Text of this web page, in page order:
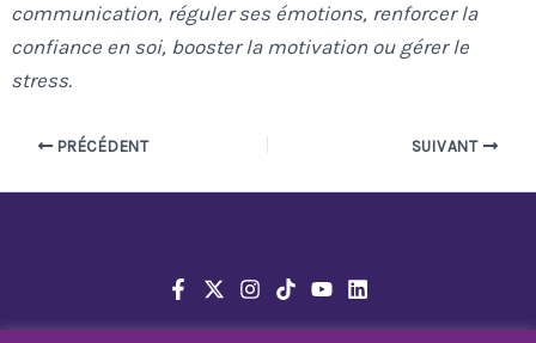
communication, réguler ses émotions, renforcer la
confiance en soi, booster la motivation ou gérer le
stress.
PRÉCÉDENT SUIVANT